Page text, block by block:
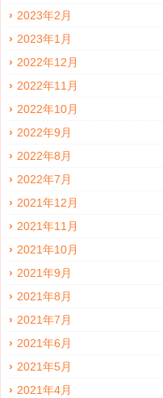
2023年2月
2023年1月
2022年12月
2022年11月
2022年10月
2022年9月
2022年8月
2022年7月
2021年12月
2021年11月
2021年10月
2021年9月
2021年8月
2021年7月
2021年6月
2021年5月
2021年4月